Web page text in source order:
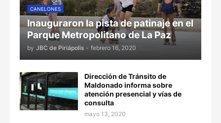
CANELONES
Inauguraron la pista de patinaje en el
Parque Metropolitano de La Paz
by JBC de Piriápolis - febrero 16, 2020
Dirección de Tránsito de
Maldonado informa sobre
atención presencial y vías de
consulta
mayo 13, 2020